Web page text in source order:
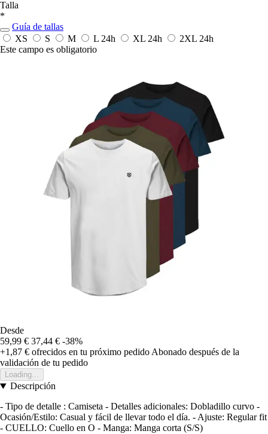
Talla
*
Guía de tallas
XS
S M L 24h XL 24h 2XL 24h
Este campo es obligatorio
Desde
59,99 € 37,44 € -38%
+1,87 € ofrecidos en tu próximo pedido Abonado después de la
validación de tu pedido
Loading...
Descripción
- Tipo de detalle : Camiseta - Detalles adicionales: Dobladillo curvo -
Ocasión/Estilo: Casual y fácil de llevar todo el día. - Ajuste: Regular fit
- CUELLO: Cuello en O - Manga: Manga corta (S/S)